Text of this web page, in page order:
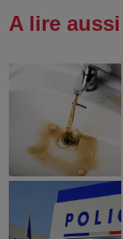
A lire aussi